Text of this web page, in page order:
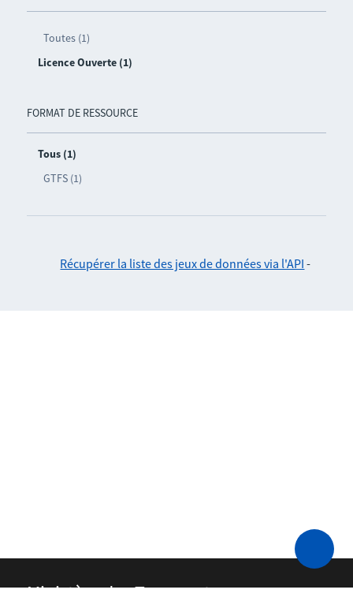
Toutes (1)
Licence Ouverte (1)
FORMAT DE RESSOURCE
Tous (1)
GTFS (1)
Récupérer la liste des jeux de données via l'API -